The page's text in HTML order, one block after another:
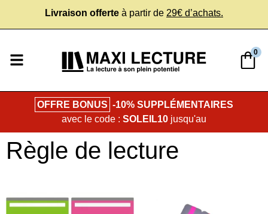
Livraison offerte à partir de 29€ d’achats.
0
OFFRE BONUS -10% SUPPLÉMENTAIRES
avec le code : SOLEIL10 jusqu'au
Règle de lecture